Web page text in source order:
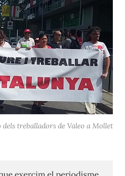
treballadors de Valeo a Mollet